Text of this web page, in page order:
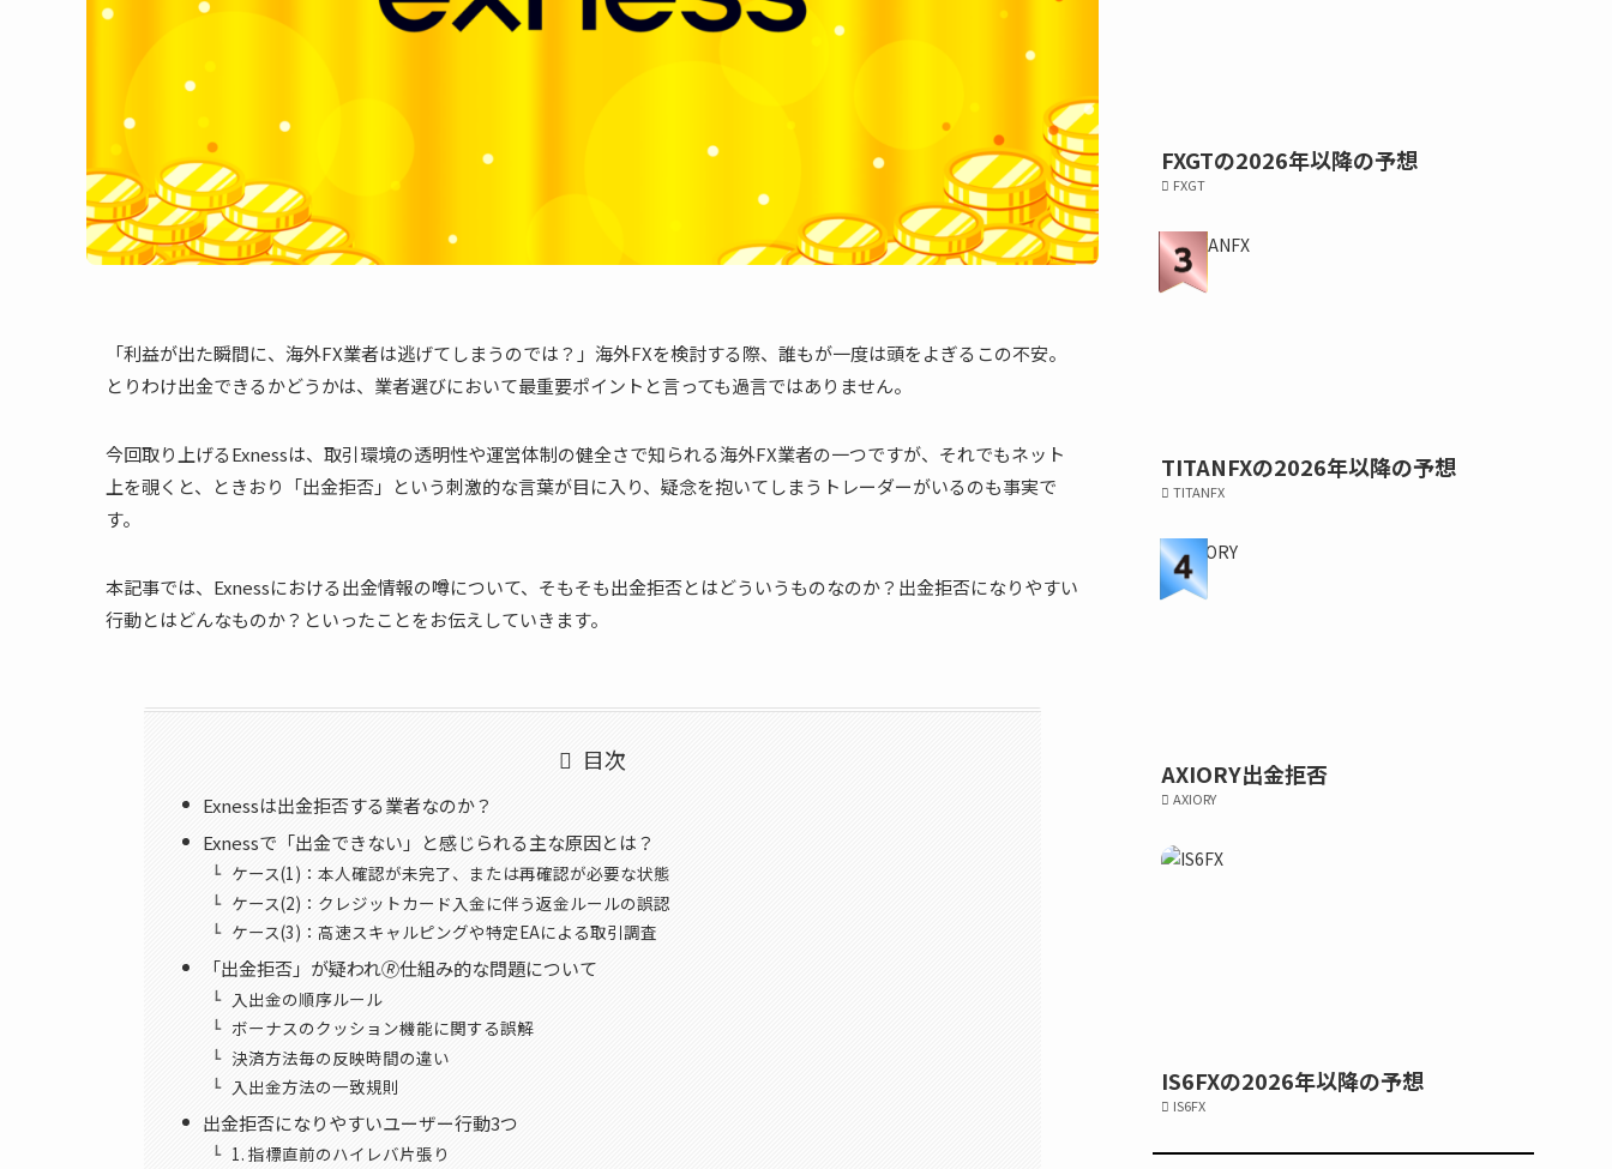
「利益が出た瞬間に、海外FX業者は逃げてしまうのでは？」海外FXを検討する際、誰もが一度は頭をよぎるこの不安。
とりわけ出金できるかどうかは、業者選びにおいて最重要ポイントと言っても過言ではありません。
今回取り上げるExnessは、取引環境の透明性や運営体制の健全さで知られる海外FX業者の一つですが、それでもネット
上を覗くと、ときおり「出金拒否」という刺激的な言葉が目に入り、疑念を抱いてしまうトレーダーがいるのも事実で
す。
本記事では、Exnessにおける出金情報の噂について、そもそも出金拒否とはどういうものなのか？出金拒否になりやすい
行動とはどんなものか？といったことをお伝えしていきます。
目次
Exnessは出金拒否する業者なのか？
Exnessで「出金できない」と感じられる主な原因とは？
ケース(1)：本人確認が未完了、または再確認が必要な状態
ケース(2)：クレジットカード入金に伴う返金ルールの誤認
ケース(3)：高速スキャルピングや特定EAによる取引調査
「出金拒否」が疑われ🄬仕組み的な問題について
入出金の順序ルール
ボーナスのクッション機能に関する誤解
決済方法毎の反映時間の違い
入出金方法の一致規則
出金拒否になりやすいユーザー行動3つ
1. 指標直前のハイレバ片張り
FXGTの2026年以降の予想
FXGT
TITANFXの2026年以降の予想
TITANFX
AXIORY出金拒否
AXIORY
IS6FXの2026年以降の予想
IS6FX